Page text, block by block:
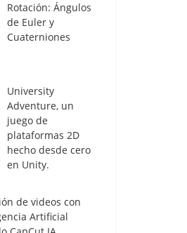
Rotación: Ángulos
de Euler y
Cuaterniones
University
Adventure, un
juego de
plataformas 2D
hecho desde cero
en Unity.
de videos con
Artificial